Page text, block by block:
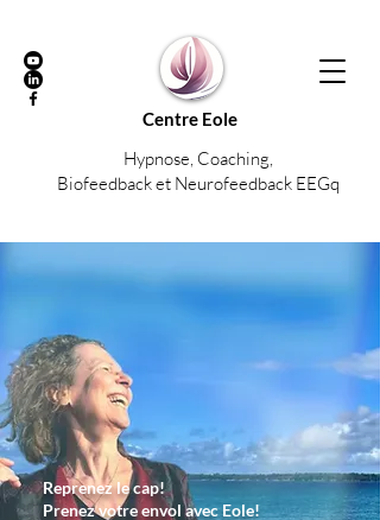
Centre Eole
Hypnose, Coaching,
Biofeedback et Neurofeedback EEGq
Reprenez le cap!
Prenez votre envol avec Eole!